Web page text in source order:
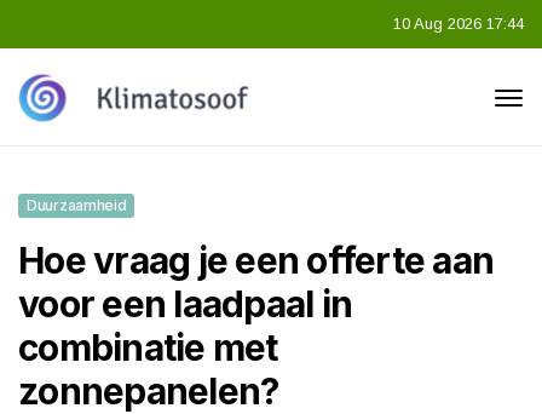
10 Aug 2026 17:44
Duurzaamheid
Hoe vraag je een offerte aan
voor een laadpaal in
combinatie met
zonnepanelen?